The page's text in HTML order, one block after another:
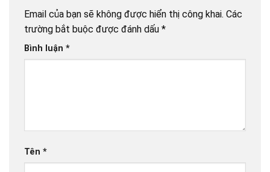
Email của bạn sẽ không được hiển thị công khai. Các
trường bắt buộc được đánh dấu *
Bình luận *
Tên *